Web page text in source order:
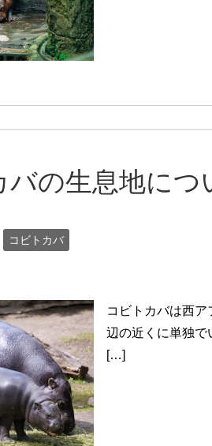
バの生息地につ
コビトカバ
コビトカバは西
辺の近くに単独で
[…]